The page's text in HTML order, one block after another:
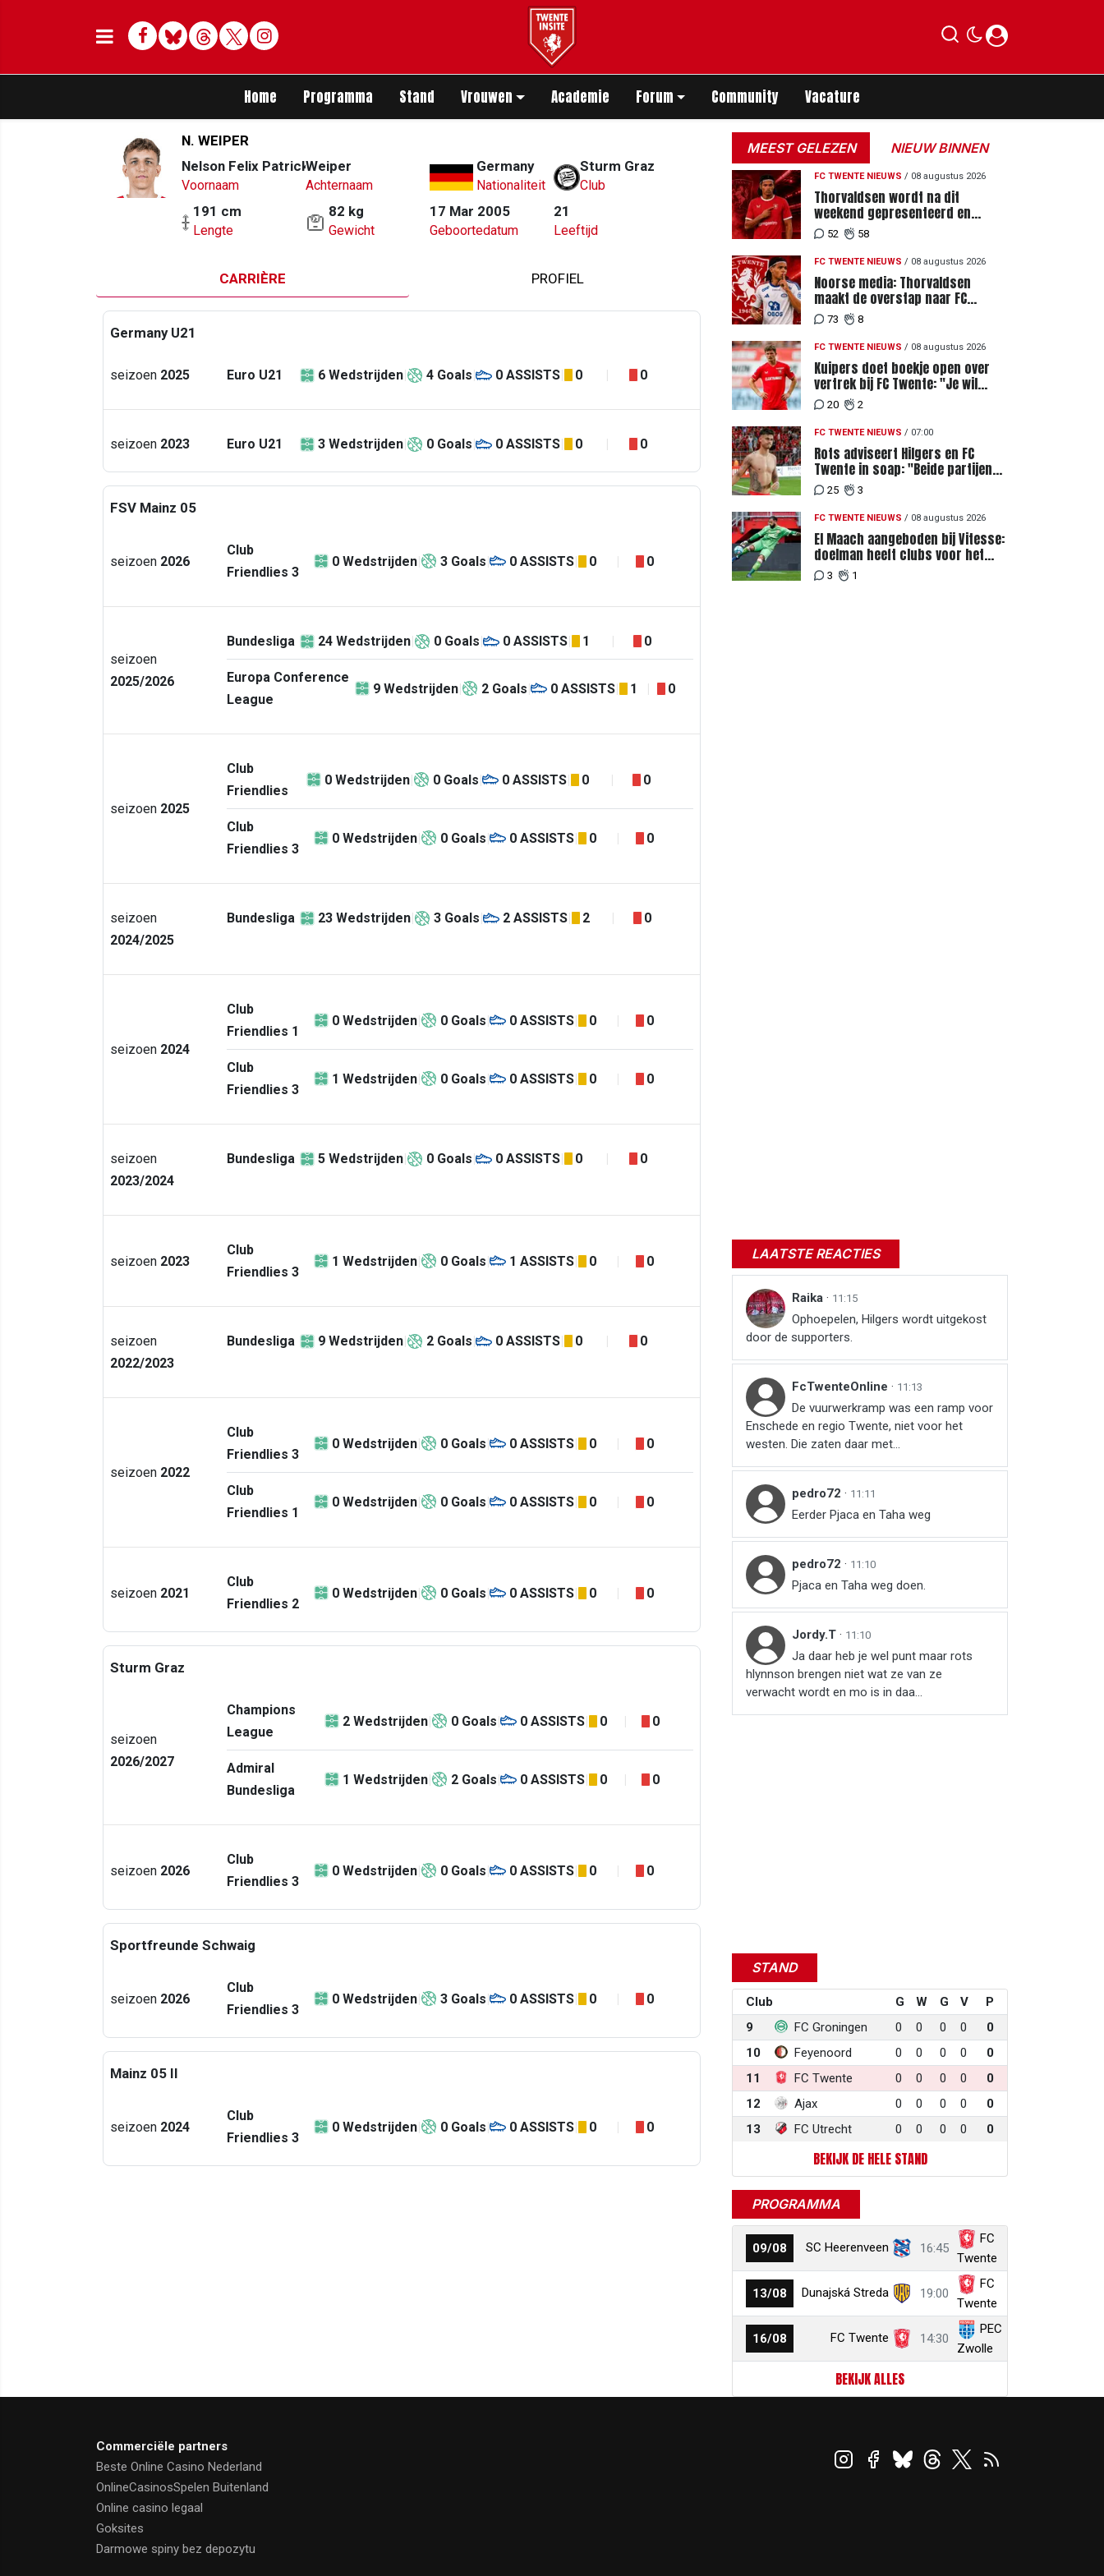
Facebook
BlueskyThreadsTwitterDelen op Whatsapp
Home Programma Stand Vrouwen Academie Forum Community Vacature
N. WEIPER
Nelson Felix Patrick
Voornaam
Weiper
Achternaam
Germany
Nationaliteit
Sturm Graz
Club
191 cm
Lengte
82 kg
Gewicht
17 Mar 2005
Geboortedatum
21
Leeftijd
CARRIÈRE PROFIEL
Germany U21
seizoen 2025 Euro U21 6 Wedstrijden 4 Goals 0 ASSISTS 0 0
seizoen 2023 Euro U21 3 Wedstrijden 0 Goals 0 ASSISTS 0 0
FSV Mainz 05
seizoen 2026
Club
Friendlies 3
0 Wedstrijden 3 Goals 0 ASSISTS 0 0
seizoen
2025/2026
Bundesliga 24 Wedstrijden 0 Goals 0 ASSISTS 1 0
Europa Conference
League
9 Wedstrijden 2 Goals 0 ASSISTS 1 0
seizoen 2025
Club
Friendlies
0 Wedstrijden 0 Goals 0 ASSISTS 0 0
Club
Friendlies 3
0 Wedstrijden 0 Goals 0 ASSISTS 0 0
seizoen
2024/2025
Bundesliga 23 Wedstrijden 3 Goals 2 ASSISTS 2 0
seizoen 2024
Club
Friendlies 1
0 Wedstrijden 0 Goals 0 ASSISTS 0 0
Club
Friendlies 3
1 Wedstrijden 0 Goals 0 ASSISTS 0 0
seizoen
2023/2024
Bundesliga 5 Wedstrijden 0 Goals 0 ASSISTS 0 0
seizoen 2023
Club
Friendlies 3
1 Wedstrijden 0 Goals 1 ASSISTS 0 0
seizoen
2022/2023
Bundesliga 9 Wedstrijden 2 Goals 0 ASSISTS 0 0
seizoen 2022
Club
Friendlies 3
0 Wedstrijden 0 Goals 0 ASSISTS 0 0
Club
Friendlies 1
0 Wedstrijden 0 Goals 0 ASSISTS 0 0
seizoen 2021
Club
Friendlies 2
0 Wedstrijden 0 Goals 0 ASSISTS 0 0
Sturm Graz
seizoen
2026/2027
Champions
League
2 Wedstrijden 0 Goals 0 ASSISTS 0 0
Admiral
Bundesliga
1 Wedstrijden 2 Goals 0 ASSISTS 0 0
seizoen 2026
Club
Friendlies 3
0 Wedstrijden 0 Goals 0 ASSISTS 0 0
Sportfreunde Schwaig
seizoen 2026
Club
Friendlies 3
0 Wedstrijden 3 Goals 0 ASSISTS 0 0
Mainz 05 II
seizoen 2024
Club
Friendlies 3
0 Wedstrijden 0 Goals 0 ASSISTS 0 0
MEEST GELEZEN NIEUW BINNEN
FC TWENTE NIEUWS / 08 augustus 2026
Thorvaldsen wordt na dit
weekend gepresenteerd en
tekent meerjarig contract bij FC
Twente
52 58
FC TWENTE NIEUWS / 08 augustus 2026
Noorse media: Thorvaldsen
maakt de overstap naar FC
Twente
73 8
FC TWENTE NIEUWS / 08 augustus 2026
Kuipers doet boekje open over
vertrek bij FC Twente: "Je wil
ergens heen waar mensen je
waarderen"
20 2
FC TWENTE NIEUWS / 07:00
Rots adviseert Hilgers en FC
Twente in soap: "Beide partijen
hebben elkaar teleurgesteld"
25 3
FC TWENTE NIEUWS / 08 augustus 2026
El Maach aangeboden bij Vitesse:
doelman heeft clubs voor het
uitkiezen
3 1
LAATSTE REACTIES
Raika · 11:15
Ophoepelen, Hilgers wordt uitgekost
door de supporters.
FcTwenteOnline · 11:13
De vuurwerkramp was een ramp voor
Enschede en regio Twente, niet voor het
westen. Die zaten daar met...
pedro72 · 11:11
Eerder Pjaca en Taha weg
pedro72 · 11:10
Pjaca en Taha weg doen.
Jordy.T · 11:10
Ja daar heb je wel punt maar rots
hlynnson brengen niet wat ze van ze
verwacht wordt en mo is in daa...
STAND
Club G W G V
P
9
FC Groningen 0 0 0 0
0
10
Feyenoord 0 0 0 0
0
11
FC Twente 0 0 0 0
0
12
Ajax 0 0 0 0
0
13
FC Utrecht 0 0 0 0 0
BEKIJK DE HELE STAND
PROGRAMMA
09/08 SC Heerenveen 16:45
FC
Twente
13/08 Dunajská Streda 19:00
FC
Twente
16/08 FC Twente 14:30
PEC
Zwolle
BEKIJK ALLES
Commerciële partners
Beste Online Casino Nederland
OnlineCasinosSpelen Buitenland
Online casino legaal
Goksites
Darmowe spiny bez depozytu